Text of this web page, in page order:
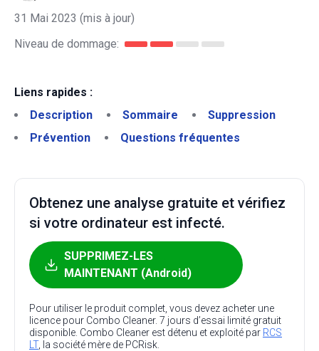
31 Mai 2023 (mis à jour)
Niveau de dommage:
Liens rapides :
Description
Sommaire
Suppression
Prévention
Questions fréquentes
Obtenez une analyse gratuite et vérifiez
si votre ordinateur est infecté.
SUPPRIMEZ-LES
MAINTENANT (Android)
Pour utiliser le produit complet, vous devez acheter une
licence pour Combo Cleaner. 7 jours d’essai limité gratuit
disponible. Combo Cleaner est détenu et exploité par RCS
LT, la société mère de PCRisk.